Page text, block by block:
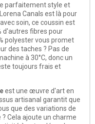
parfaitement style et
Canals est là pour
soin, ce coussin est
d'autres fibres pour
polyester vous promet
des taches ? Pas de
à 30°C, donc un
toujours frais et
est une œuvre d'art en
artisanal garantit que
que des variations de
Cela ajoute un charme